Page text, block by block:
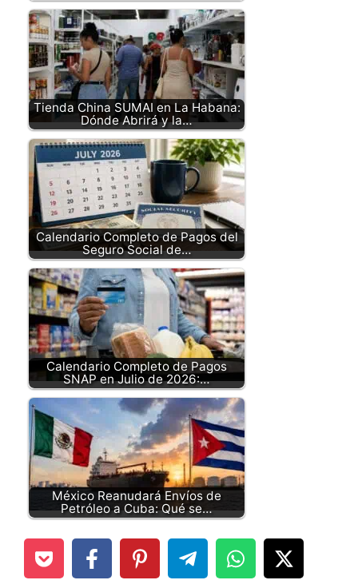
Tienda China SUMAI en La Habana:
Dónde Abrirá y la…
Calendario Completo de Pagos del
Seguro Social de…
Calendario Completo de Pagos
SNAP en Julio de 2026:…
México Reanudará Envíos de
Petróleo a Cuba: Qué se…